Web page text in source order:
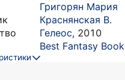
Григорян Мария
Краснянская В.
Гелеос, 2010
Best Fantasy Book